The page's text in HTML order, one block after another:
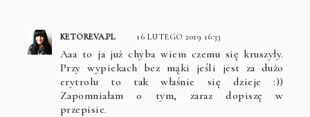
KETOREVA.PL 16 LUTEGO 2019 16:33
Aaa to ja już chyba wiem czemu się kruszyły.
Przy wypiekach bez mąki jeśli jest za dużo
erytrolu to tak właśnie się dzieje :))
Zapomniałam o tym, zaraz dopiszę w
przepisie.